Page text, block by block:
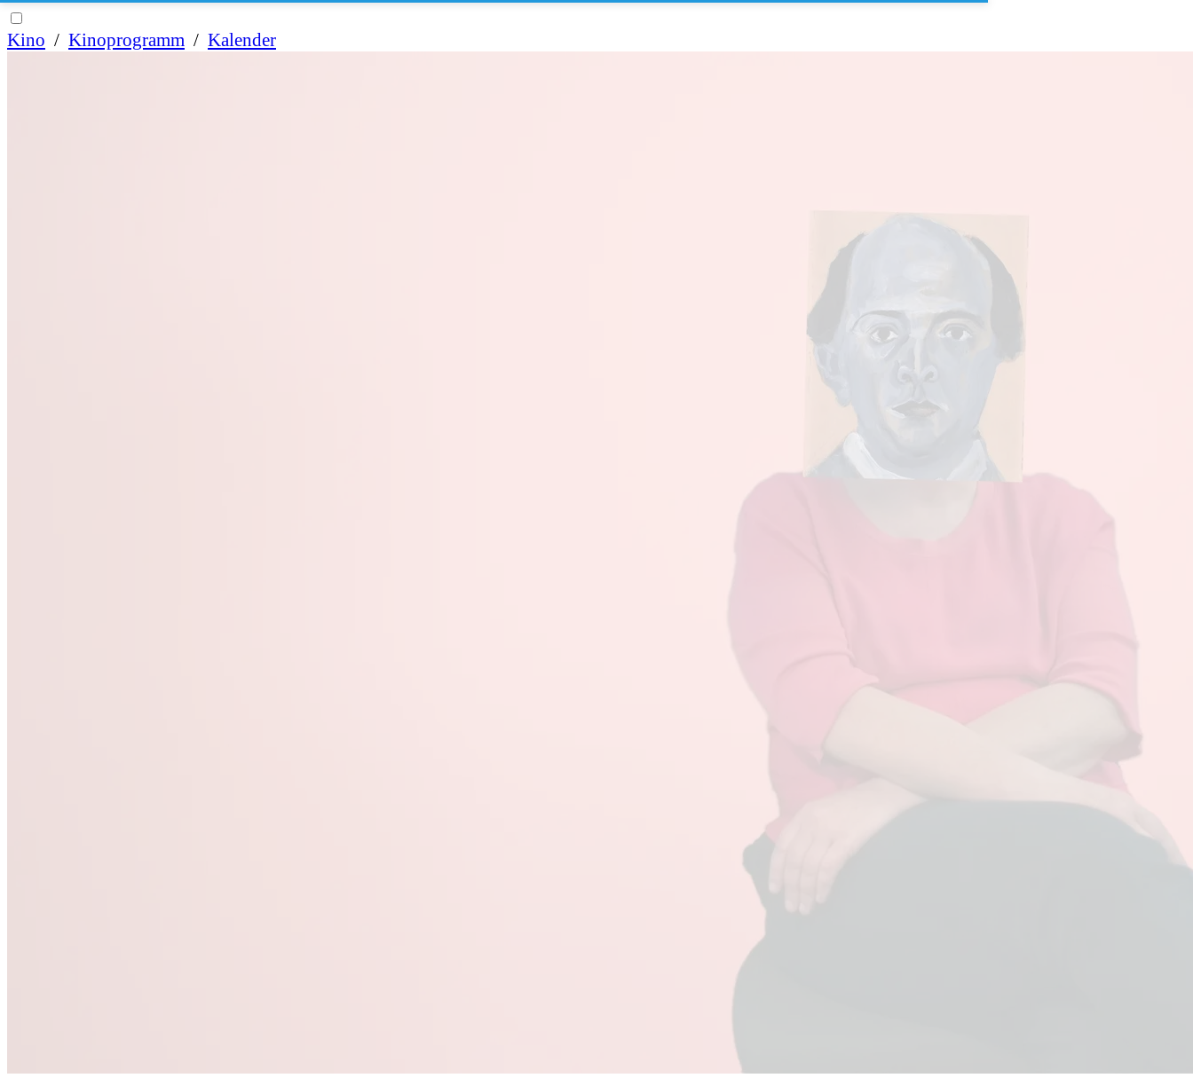
Kino / Kinoprogramm / Kalender